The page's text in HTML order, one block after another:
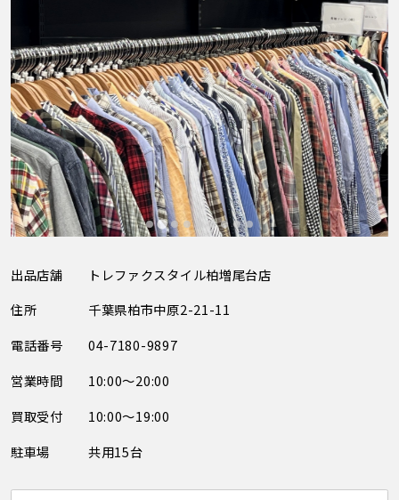
出品店舗
トレファクスタイル柏増尾台店
住所
千葉県柏市中原2-21-11
電話番号
04-7180-9897
営業時間
10:00～20:00
買取受付
10:00～19:00
駐車場
共用15台